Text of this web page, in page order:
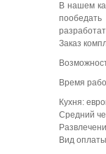
В нашем
Заказ
Время
Кухня:
Средний
Вид